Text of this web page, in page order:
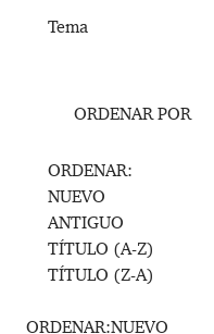
Tema
ORDENAR POR
ORDENAR:
NUEVO
ANTIGUO
TÍTULO (A-Z)
TÍTULO (Z-A)
ORDENAR:NUEVO